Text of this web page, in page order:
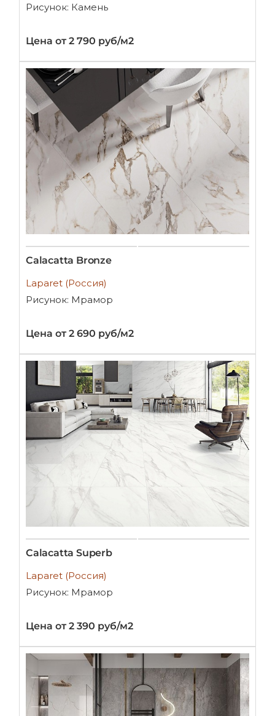
Рисунок: Камень
Цена от 2 790 руб/м2
Calacatta Bronze
Laparet (Россия)
Рисунок: Мрамор
Цена от 2 690 руб/м2
Calacatta Superb
Laparet (Россия)
Рисунок: Мрамор
Цена от 2 390 руб/м2